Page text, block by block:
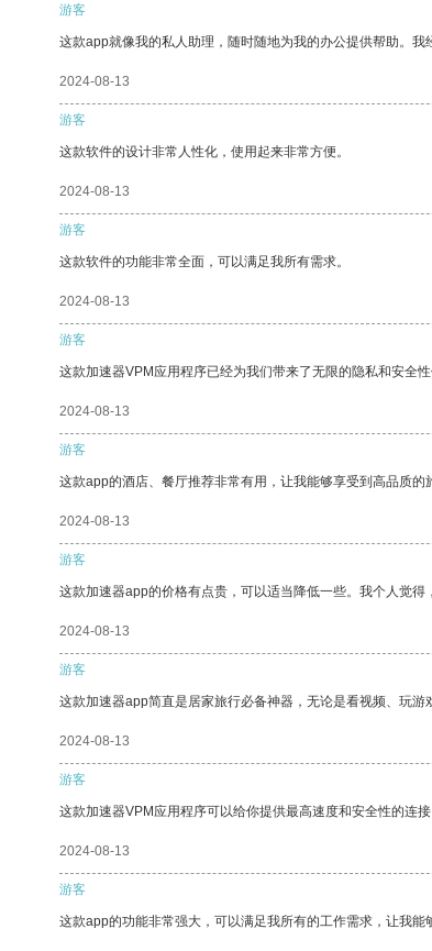
游客
这款app就像我的私人助理，随时随地为我的办公提供帮助。
2024-08-13
游客
这款软件的设计非常人性化，使用起来非常方便。
2024-08-13
游客
这款软件的功能非常全面，可以满足我所有需求。
2024-08-13
游客
这款加速器VPM应用程序已经为我们带来了无限的隐私和安全性
2024-08-13
游客
这款app的酒店、餐厅推荐非常有用，让我能够享受到高品质的
2024-08-13
游客
这款加速器app的价格有点贵，可以适当降低一些。我个人觉得
2024-08-13
游客
这款加速器app简直是居家旅行必备神器，无论是看视频、玩
2024-08-13
游客
这款加速器VPM应用程序可以给你提供最高速度和安全性的连
2024-08-13
游客
这款app的功能非常强大，可以满足我所有的工作需求，让我能